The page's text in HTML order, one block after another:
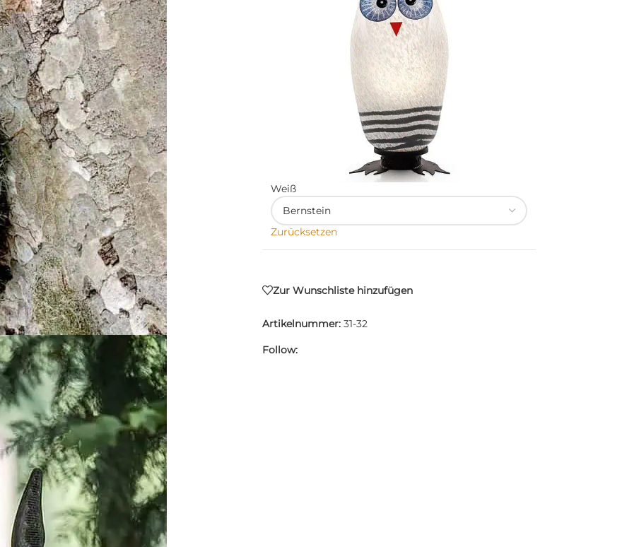
Weiß
Zurücksetzen
Zur Wunschliste hinzufügen
Artikelnummer: 31-32
Follow: